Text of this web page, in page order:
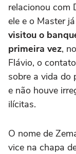
relacionou com
ele e o Master
visitou o
primeira vez,
Flávio, o
sobre a vida do
e não houve
ilícitas.
O nome de
vice na chapa